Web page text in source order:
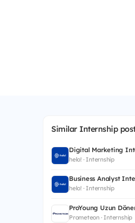
Similar Internship
Digital Marketing
helo! · Internship
Business Analyst
helo! · Internship
ProYoung Uzun
Prometeon · Internship